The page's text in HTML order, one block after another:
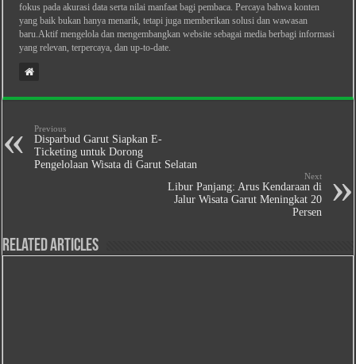
fokus pada akurasi data serta nilai manfaat bagi pembaca. Percaya bahwa konten
yang baik bukan hanya menarik, tetapi juga memberikan solusi dan wawasan
baru.Aktif mengelola dan mengembangkan website sebagai media berbagi informasi
yang relevan, terpercaya, dan up-to-date.
Previous
Disparbud Garut Siapkan E-
Ticketing untuk Dorong
Pengelolaan Wisata di Garut Selatan
Next
Libur Panjang: Arus Kendaraan di
Jalur Wisata Garut Meningkat 20
Persen
Related Articles